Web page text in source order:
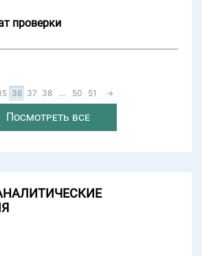
проверки
36 37 38 ... 50 51 →
Посмотреть все